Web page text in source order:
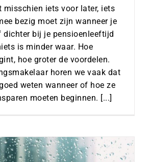
misschien iets voor later, iets
bezig moet zijn wanneer je
dichter bij je pensioenleeftijd
is minder waar. Hoe
hoe groter de voordelen.
horen we vaak dat
weten wanneer of hoe ze
moeten beginnen. [...]